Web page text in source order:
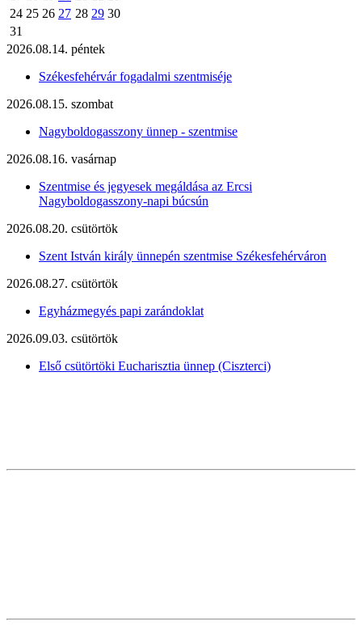
24 25 26 27 28 29 30
31
2026.08.14. péntek
Székesfehérvár fogadalmi szentmiséje
2026.08.15. szombat
Nagyboldogasszony ünnep - szentmise
2026.08.16. vasárnap
Szentmise és jegyesek megáldása az Ercsi
Nagyboldogasszony-napi búcsún
2026.08.20. csütörtök
Szent István király ünnepén szentmise Székesfehérváron
2026.08.27. csütörtök
Egyházmegyés papi zarándoklat
2026.09.03. csütörtök
Első csütörtöki Eucharisztia ünnep (Ciszterci)